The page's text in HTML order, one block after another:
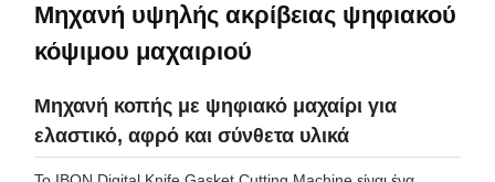
Μηχανή υψηλής ακρίβειας ψηφιακού
κόψιμου μαχαιριού
Μηχανή κοπής με ψηφιακό μαχαίρι για
ελαστικό, αφρό και σύνθετα υλικά